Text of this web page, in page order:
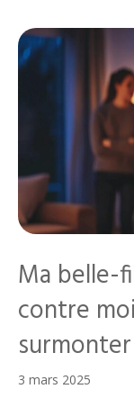
Ma belle-
contre
3 mars 2025